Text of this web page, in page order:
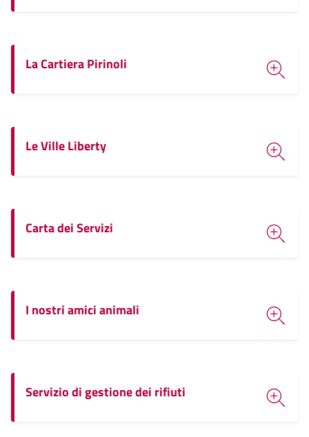
La Cartiera Pirinoli
Le Ville Liberty
Carta dei Servizi
I nostri amici animali
Servizio di gestione dei rifiuti